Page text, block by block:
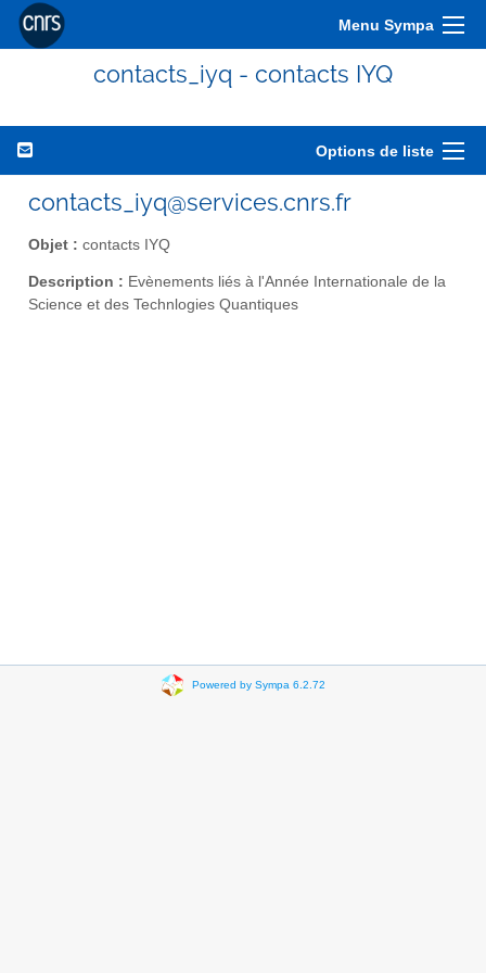
Menu Sympa
contacts_iyq - contacts IYQ
Options de liste
contacts_iyq@services.cnrs.fr
Objet : contacts IYQ
Description : Evènements liés à l'Année Internationale de la
Science et des Technlogies Quantiques
Powered by Sympa 6.2.72